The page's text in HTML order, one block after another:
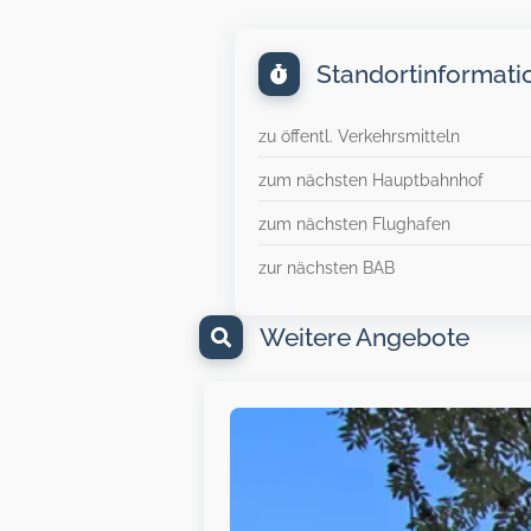
zu öffentl. Verkehrsmitteln
zum nächsten Hauptbahnhof
zum nächsten Flughafen
zur nächsten BAB
Weitere Angebote